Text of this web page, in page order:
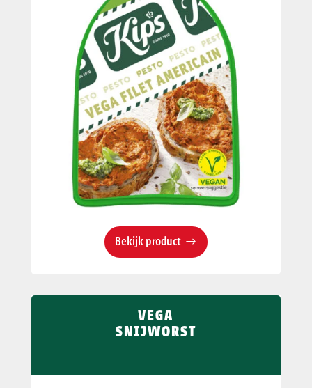
Bekijk product
VEGA
SNIJWORST